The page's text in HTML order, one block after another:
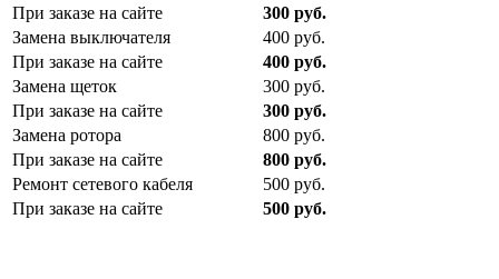
При заказе на сайте
300 руб.
Замена выключателя
400 руб.
При заказе на сайте
400 руб.
Замена щеток
300 руб.
При заказе на сайте
300 руб.
Замена ротора
800 руб.
При заказе на сайте
800 руб.
Ремонт сетевого кабеля
500 руб.
При заказе на сайте
500 руб.